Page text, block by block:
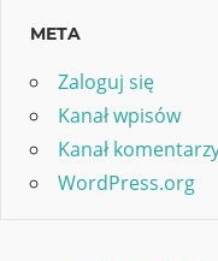
META
Zaloguj się
Kanał wpisów
Kanał
WordPress.org